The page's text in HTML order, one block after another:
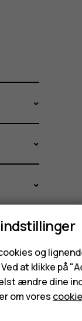
og
at klikke på
ændre dine
om vores